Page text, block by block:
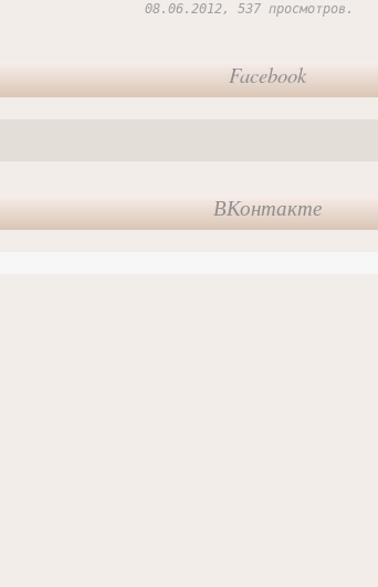
08.06.2012, 537 просмотров.
Facebook
ВКонтакте